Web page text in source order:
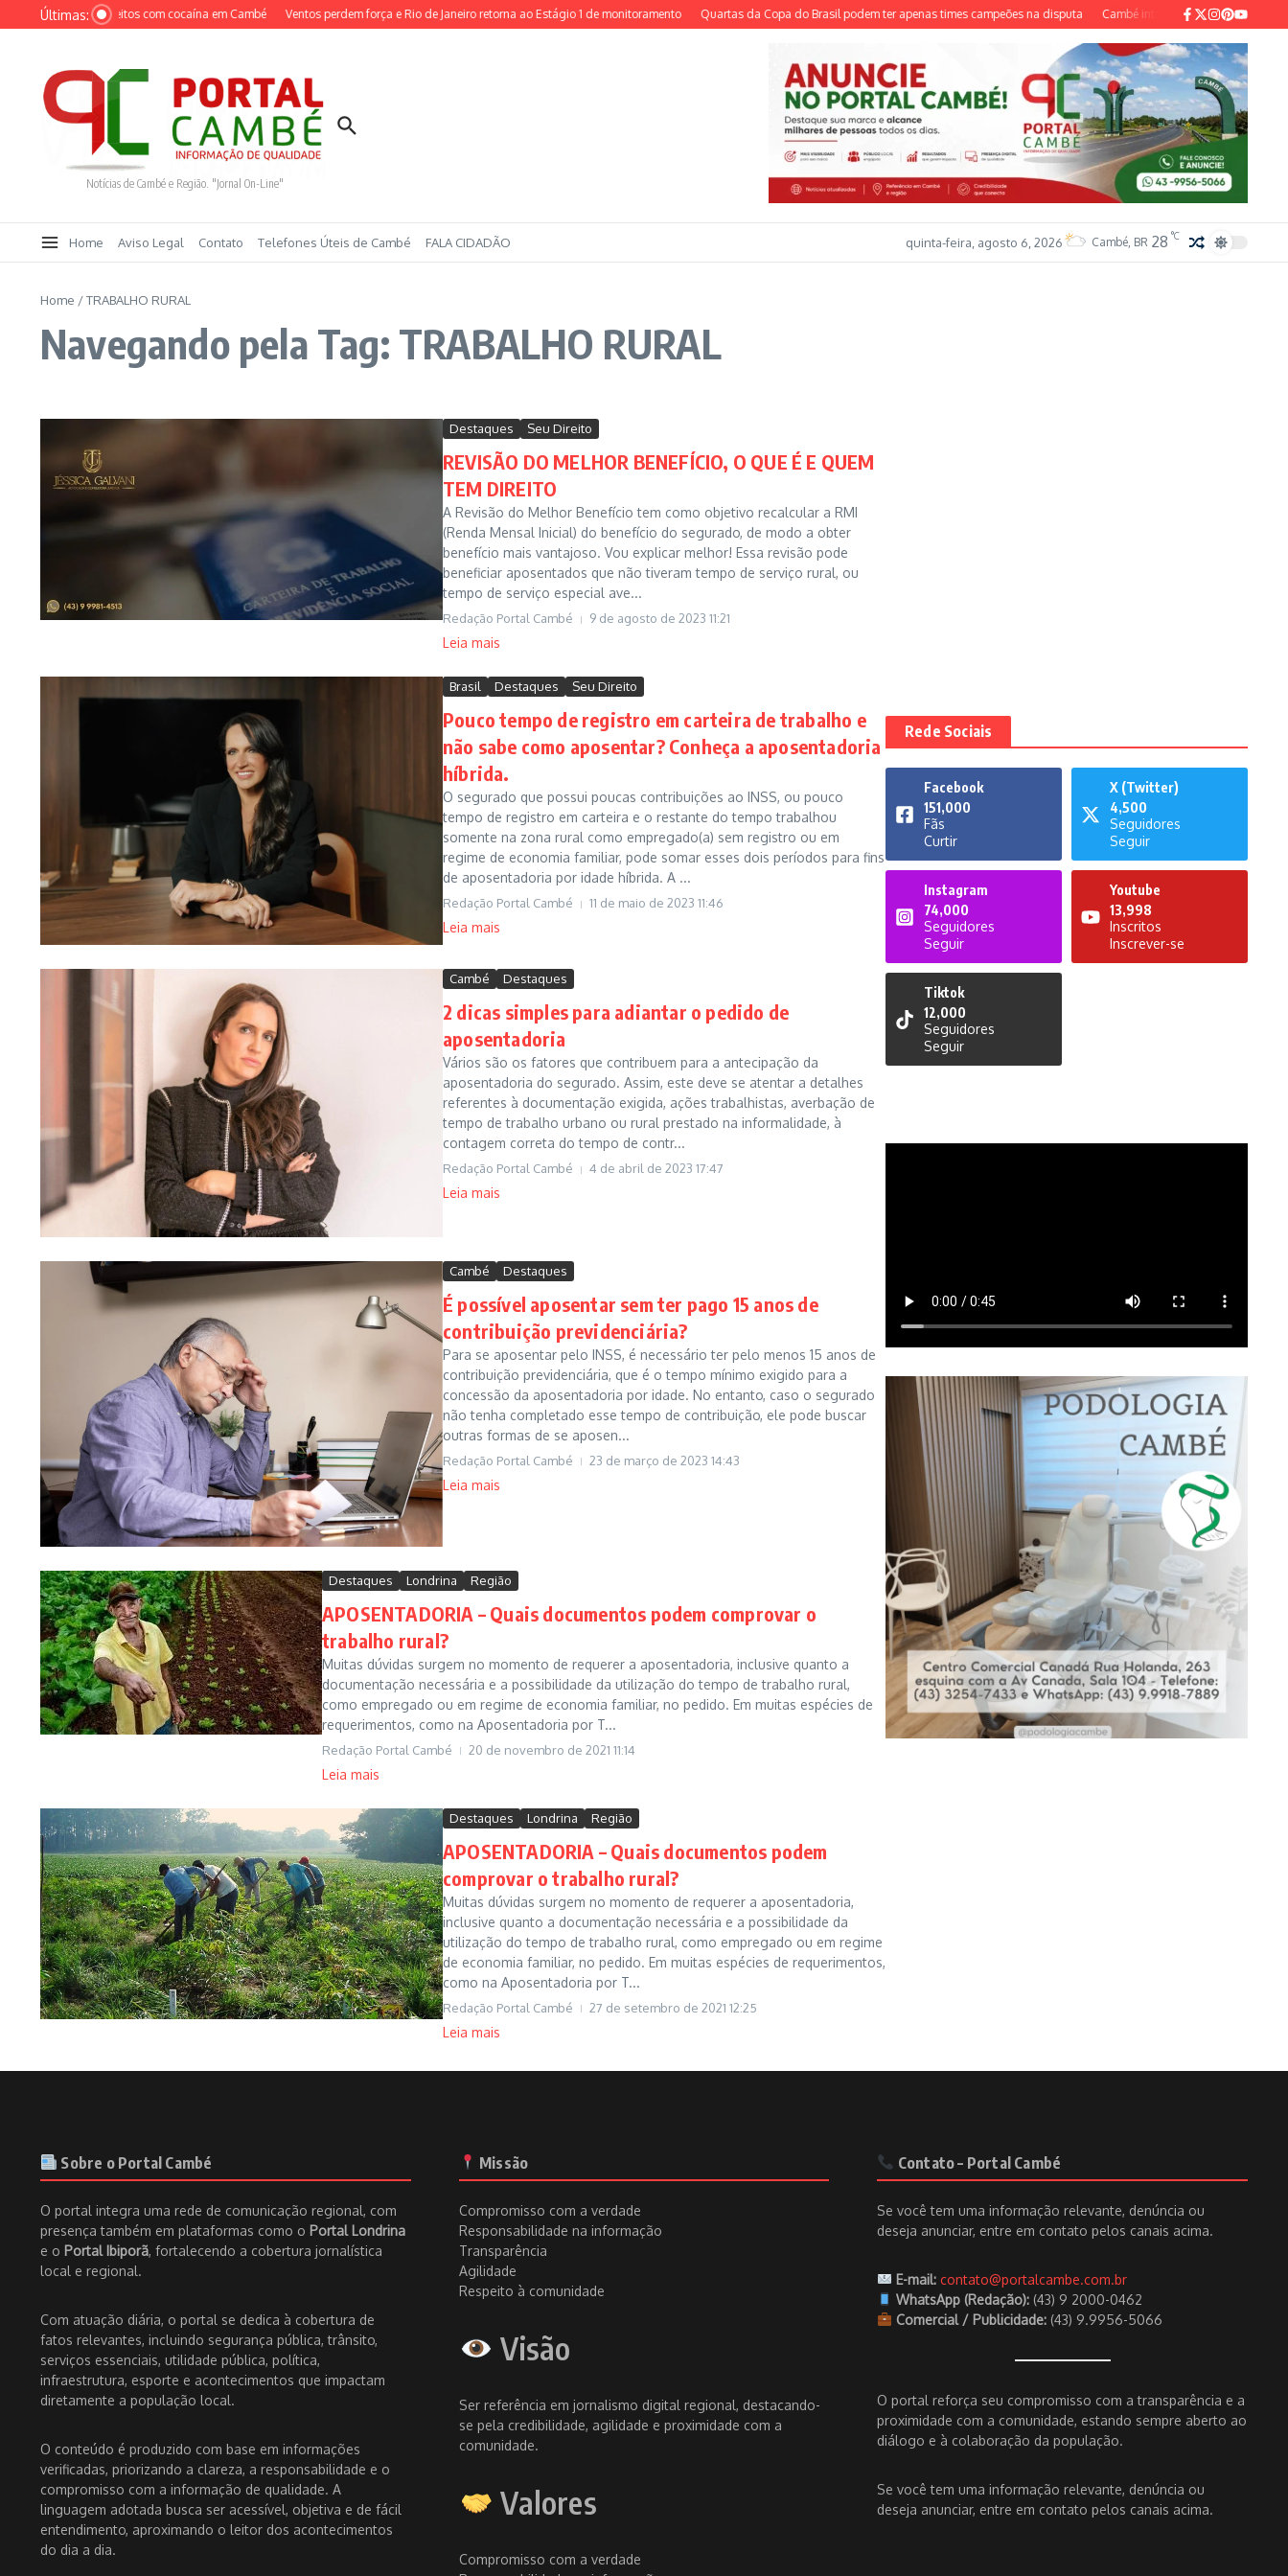
Ir para o conteúdo
Últimas:
prende suspeitos com cocaína em Cambé Ventos perdem força e Rio de Janeiro retorna ao Estágio 1 de monitoramento Quartas da Copa do Brasil podem ter apenas times campeões na disputa Cambé intensifica identificação e
Notícias de Cambé e Região. "Jornal On-Line"
Home Aviso Legal Contato Telefones Úteis de Cambé FALA CIDADÃO quinta-feira, agosto 6, 2026 Cambé, BR 28 °C
Home /TRABALHO RURAL
Navegando pela Tag: TRABALHO RURAL
Destaques Seu Direito
REVISÃO DO MELHOR BENEFÍCIO, O QUE É E QUEM
TEM DIREITO
A Revisão do Melhor Benefício tem como objetivo recalcular a RMI
(Renda Mensal Inicial) do benefício do segurado, de modo a obter
benefício mais vantajoso. Vou explicar melhor! Essa revisão pode
beneficiar aposentados que não tiveram tempo de serviço rural, ou
tempo de serviço especial ave...
Redação Portal Cambé 9 de agosto de 2023 11:21
Leia mais
Brasil Destaques Seu Direito
Pouco tempo de registro em carteira de trabalho e
não sabe como aposentar? Conheça a aposentadoria
híbrida.
O segurado que possui poucas contribuições ao INSS, ou pouco
tempo de registro em carteira e o restante do tempo trabalhou
somente na zona rural como empregado(a) sem registro ou em
regime de economia familiar, pode somar esses dois períodos para fins
de aposentadoria por idade híbrida. A ...
Redação Portal Cambé 11 de maio de 2023 11:46
Leia mais
Cambé Destaques
2 dicas simples para adiantar o pedido de
aposentadoria
Vários são os fatores que contribuem para a antecipação da
aposentadoria do segurado. Assim, este deve se atentar a detalhes
referentes à documentação exigida, ações trabalhistas, averbação de
tempo de trabalho urbano ou rural prestado na informalidade, à
contagem correta do tempo de contr...
Redação Portal Cambé 4 de abril de 2023 17:47
Leia mais
Cambé Destaques
É possível aposentar sem ter pago 15 anos de
contribuição previdenciária?
Para se aposentar pelo INSS, é necessário ter pelo menos 15 anos de
contribuição previdenciária, que é o tempo mínimo exigido para a
concessão da aposentadoria por idade. No entanto, caso o segurado
não tenha completado esse tempo de contribuição, ele pode buscar
outras formas de se aposen...
Redação Portal Cambé 23 de março de 2023 14:43
Leia mais
Destaques Londrina Região
APOSENTADORIA – Quais documentos podem comprovar o
trabalho rural?
Muitas dúvidas surgem no momento de requerer a aposentadoria, inclusive quanto a
documentação necessária e a possibilidade da utilização do tempo de trabalho rural,
como empregado ou em regime de economia familiar, no pedido. Em muitas espécies de
requerimentos, como na Aposentadoria por T...
Redação Portal Cambé 20 de novembro de 2021 11:14
Leia mais
Destaques Londrina Região
APOSENTADORIA – Quais documentos podem
comprovar o trabalho rural?
Muitas dúvidas surgem no momento de requerer a aposentadoria,
inclusive quanto a documentação necessária e a possibilidade da
utilização do tempo de trabalho rural, como empregado ou em regime
de economia familiar, no pedido. Em muitas espécies de requerimentos,
como na Aposentadoria por T...
Redação Portal Cambé 27 de setembro de 2021 12:25
Leia mais
Rede Sociais
Facebook
151,000
Fãs
Curtir
X (Twitter)
4,500
Seguidores
Seguir
Instagram
74,000
Seguidores
Seguir
Youtube
13,998
Inscritos
Inscrever-se
Tiktok
12,000
Seguidores
Seguir
Sobre o Portal Cambé
O portal integra uma rede de comunicação regional, com
presença também em plataformas como o Portal Londrina
e o Portal Ibiporã, fortalecendo a cobertura jornalística
local e regional.
Com atuação diária, o portal se dedica à cobertura de
fatos relevantes, incluindo segurança pública, trânsito,
serviços essenciais, utilidade pública, política,
infraestrutura, esporte e acontecimentos que impactam
diretamente a população local.
O conteúdo é produzido com base em informações
verificadas, priorizando a clareza, a responsabilidade e o
compromisso com a informação de qualidade. A
linguagem adotada busca ser acessível, objetiva e de fácil
entendimento, aproximando o leitor dos acontecimentos
do dia a dia.
Missão
Compromisso com a verdade
Responsabilidade na informação
Transparência
Agilidade
Respeito à comunidade
Visão
Ser referência em jornalismo digital regional, destacando-
se pela credibilidade, agilidade e proximidade com a
comunidade.
Valores
Compromisso com a verdade
Contato – Portal Cambé
Se você tem uma informação relevante, denúncia ou
deseja anunciar, entre em contato pelos canais acima.
E-mail: contato@portalcambe.com.br
WhatsApp (Redação): (43) 9 2000-0462
Comercial / Publicidade: (43) 9.9956-5066
O portal reforça seu compromisso com a transparência e a
proximidade com a comunidade, estando sempre aberto ao
diálogo e à colaboração da população.
Se você tem uma informação relevante, denúncia ou
deseja anunciar, entre em contato pelos canais acima.